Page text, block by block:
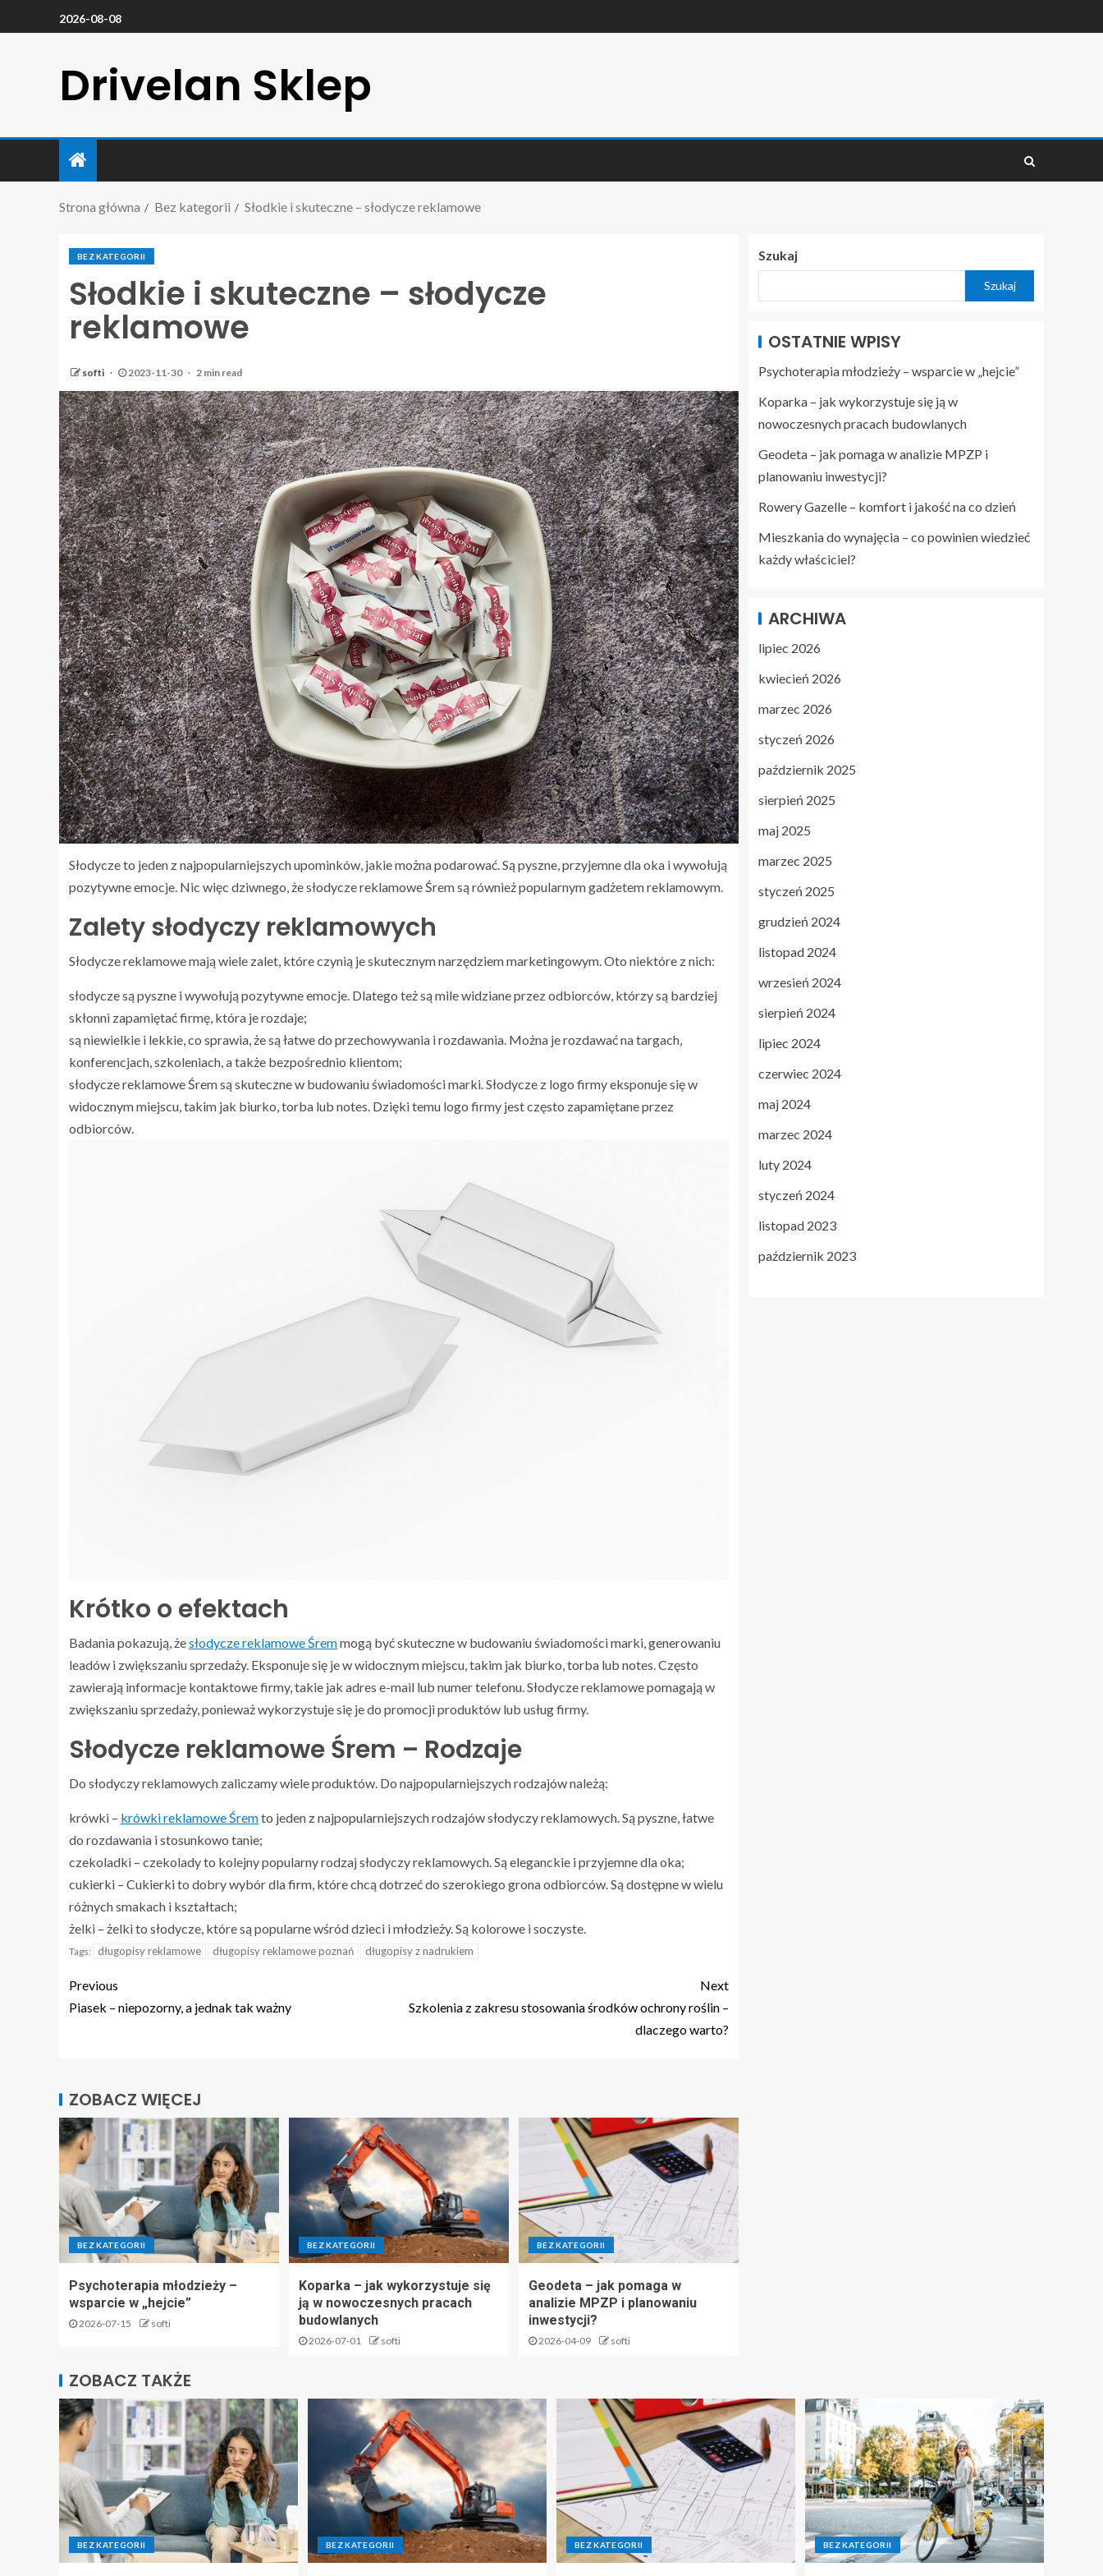
2026-08-08
Drivelan Sklep
Strona główna Bez kategorii Słodkie i skuteczne – słodycze reklamowe
BEZ KATEGORII
Słodkie i skuteczne – słodycze
reklamowe
softi 2023-11-30 2 min read
Słodycze to jeden z najpopularniejszych upominków, jakie można podarować. Są pyszne, przyjemne dla oka i wywołują
pozytywne emocje. Nic więc dziwnego, że słodycze reklamowe Śrem są również popularnym gadżetem reklamowym.
Zalety słodyczy reklamowych
Słodycze reklamowe mają wiele zalet, które czynią je skutecznym narzędziem marketingowym. Oto niektóre z nich:
słodycze są pyszne i wywołują pozytywne emocje. Dlatego też są mile widziane przez odbiorców, którzy są bardziej
skłonni zapamiętać firmę, która je rozdaje;
są niewielkie i lekkie, co sprawia, że są łatwe do przechowywania i rozdawania. Można je rozdawać na targach,
konferencjach, szkoleniach, a także bezpośrednio klientom;
słodycze reklamowe Śrem są skuteczne w budowaniu świadomości marki. Słodycze z logo firmy eksponuje się w
widocznym miejscu, takim jak biurko, torba lub notes. Dzięki temu logo firmy jest często zapamiętane przez
odbiorców.
Krótko o efektach
Badania pokazują, żesłodycze reklamowe Śremmogą być skuteczne w budowaniu świadomości marki, generowaniu
leadów i zwiększaniu sprzedaży. Eksponuje się je w widocznym miejscu, takim jak biurko, torba lub notes. Często
zawierają informacje kontaktowe firmy, takie jak adres e-mail lub numer telefonu. Słodycze reklamowe pomagają w
zwiększaniu sprzedaży, ponieważ wykorzystuje się je do promocji produktów lub usług firmy.
Słodycze reklamowe Śrem – Rodzaje
Do słodyczy reklamowych zaliczamy wiele produktów. Do najpopularniejszych rodzajów należą:
krówki – krówki reklamowe Śremto jeden z najpopularniejszych rodzajów słodyczy reklamowych. Są pyszne, łatwe
do rozdawania i stosunkowo tanie;
czekoladki – czekolady to kolejny popularny rodzaj słodyczy reklamowych. Są eleganckie i przyjemne dla oka;
cukierki – Cukierki to dobry wybór dla firm, które chcą dotrzeć do szerokiego grona odbiorców. Są dostępne w wielu
różnych smakach i kształtach;
żelki – żelki to słodycze, które są popularne wśród dzieci i młodzieży. Są kolorowe i soczyste.
Tags: długopisy reklamowe długopisy reklamowe poznań długopisy z nadrukiem
Previous
Piasek – niepozorny, a jednak tak ważny
Next
Szkolenia z zakresu stosowania środków ochrony roślin –
dlaczego warto?
ZOBACZ WIĘCEJ
BEZ KATEGORII
Psychoterapia młodzieży –
wsparcie w „hejcie”
2026-07-15 softi
BEZ KATEGORII
Koparka – jak wykorzystuje się
ją w nowoczesnych pracach
budowlanych
2026-07-01 softi
BEZ KATEGORII
Geodeta – jak pomaga w
analizie MPZP i planowaniu
inwestycji?
2026-04-09 softi
Szukaj
Szukaj
OSTATNIE WPISY
Psychoterapia młodzieży – wsparcie w „hejcie”
Koparka – jak wykorzystuje się ją w
nowoczesnych pracach budowlanych
Geodeta – jak pomaga w analizie MPZP i
planowaniu inwestycji?
Rowery Gazelle – komfort i jakość na co dzień
Mieszkania do wynajęcia – co powinien wiedzieć
każdy właściciel?
ARCHIWA
lipiec 2026
kwiecień 2026
marzec 2026
styczeń 2026
październik 2025
sierpień 2025
maj 2025
marzec 2025
styczeń 2025
grudzień 2024
listopad 2024
wrzesień 2024
sierpień 2024
lipiec 2024
czerwiec 2024
maj 2024
marzec 2024
luty 2024
styczeń 2024
listopad 2023
październik 2023
ZOBACZ TAKŻE
BEZ KATEGORII BEZ KATEGORII BEZ KATEGORII BEZ KATEGORII